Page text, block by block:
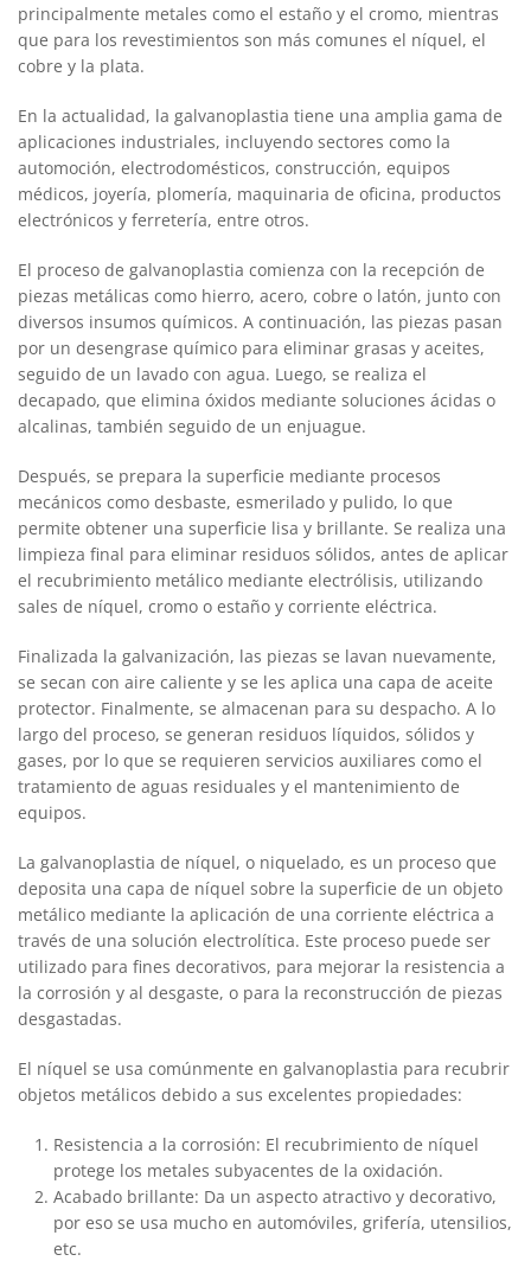
principalmente metales como el estaño y el cromo, mientras
que para los revestimientos son más comunes el níquel, el
cobre y la plata.
En la actualidad, la galvanoplastia tiene una amplia gama de
aplicaciones industriales, incluyendo sectores como la
automoción, electrodomésticos, construcción, equipos
médicos, joyería, plomería, maquinaria de oficina, productos
electrónicos y ferretería, entre otros.
El proceso de galvanoplastia comienza con la recepción de
piezas metálicas como hierro, acero, cobre o latón, junto con
diversos insumos químicos. A continuación, las piezas pasan
por un desengrase químico para eliminar grasas y aceites,
seguido de un lavado con agua. Luego, se realiza el
decapado, que elimina óxidos mediante soluciones ácidas o
alcalinas, también seguido de un enjuague.
Después, se prepara la superficie mediante procesos
mecánicos como desbaste, esmerilado y pulido, lo que
permite obtener una superficie lisa y brillante. Se realiza una
limpieza final para eliminar residuos sólidos, antes de aplicar
el recubrimiento metálico mediante electrólisis, utilizando
sales de níquel, cromo o estaño y corriente eléctrica.
Finalizada la galvanización, las piezas se lavan nuevamente,
se secan con aire caliente y se les aplica una capa de aceite
protector. Finalmente, se almacenan para su despacho. A lo
largo del proceso, se generan residuos líquidos, sólidos y
gases, por lo que se requieren servicios auxiliares como el
tratamiento de aguas residuales y el mantenimiento de
equipos.
La galvanoplastia de níquel, o niquelado, es un proceso que
deposita una capa de níquel sobre la superficie de un objeto
metálico mediante la aplicación de una corriente eléctrica a
través de una solución electrolítica. Este proceso puede ser
utilizado para fines decorativos, para mejorar la resistencia a
la corrosión y al desgaste, o para la reconstrucción de piezas
desgastadas.
El níquel se usa comúnmente en galvanoplastia para recubrir
objetos metálicos debido a sus excelentes propiedades:
Resistencia a la corrosión: El recubrimiento de níquel
protege los metales subyacentes de la oxidación.
Acabado brillante: Da un aspecto atractivo y decorativo,
por eso se usa mucho en automóviles, grifería, utensilios,
etc.